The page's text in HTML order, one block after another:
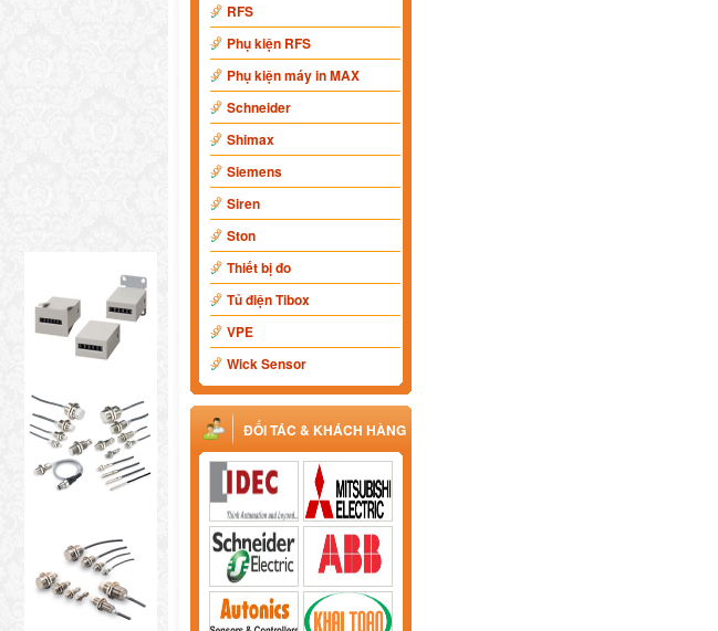
RFS
Phụ kiện RFS
Phụ kiện máy in MAX
Schneider
Shimax
Siemens
Siren
Ston
Thiết bị đo
Tủ điện Tibox
VPE
Wick Sensor
ĐỐI TÁC & KHÁCH HÀNG